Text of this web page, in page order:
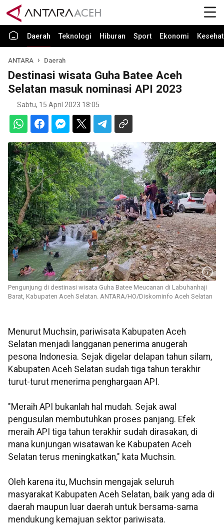
Daerah Teknologi Hiburan Sport Ekonomi
ANTARA Daerah
Destinasi wisata Guha Batee Aceh
Selatan masuk nominasi API 2023
Sabtu, 15 April 2023 18:05
Pengunjung di destinasi wisata Guha Batee Meucanan di Labuhanhaji
Barat, Kabupaten Aceh Selatan. ANTARA/HO/Diskominfo Aceh Selatan
Menurut Muchsin, pariwisata Kabupaten Aceh
Selatan menjadi langganan penerima anugerah
pesona Indonesia. Sejak digelar delapan tahun silam,
Kabupaten Aceh Selatan sudah tiga tahun terakhir
turut-turut menerima penghargaan API.
"Meraih API bukanlah hal mudah. Sejak awal
pengusulan membutuhkan proses panjang. Efek
meraih API tiga tahun terakhir sudah dirasakan, di
mana kunjungan wisatawan ke Kabupaten Aceh
Selatan terus meningkatkan," kata Muchsin.
Oleh karena itu, Muchsin mengajak seluruh
masyarakat Kabupaten Aceh Selatan, baik yang ada di
daerah maupun luar daerah untuk bersama-sama
mendukung kemajuan sektor pariwisata.